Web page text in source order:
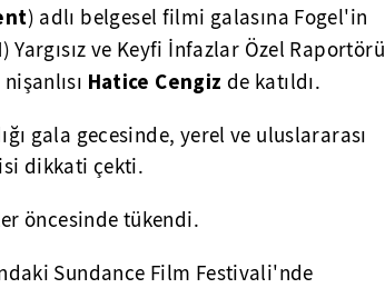
) adlı belgesel filmi galasına Fogel'in
) Yargısız ve Keyfi İnfazlar Özel Raportörü
Hatice Cengiz de katıldı.
gala gecesinde, yerel ve uluslararası
dikkati çekti.
öncesinde tükendi.
Sundance Film Festivali'nde